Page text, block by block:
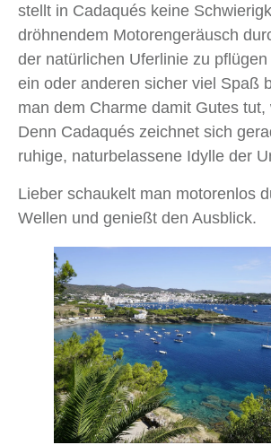
stellt in Cadaqués keine
dröhnendem Motorengeräusch
der natürlichen Uferlinie zu
ein oder anderen sicher viel Spaß
man dem Charme damit Gutes
Denn Cadaqués zeichnet sich
ruhige, naturbelassene Idylle der
Lieber schaukelt man motorenlos
Wellen und genießt den Ausblick.